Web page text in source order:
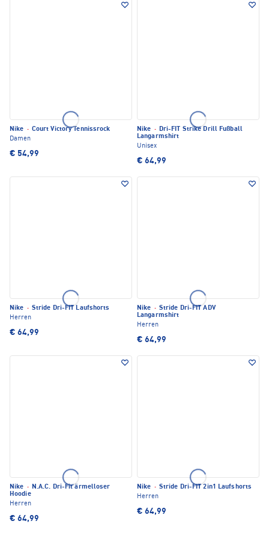
Nike · Court Victory Tennissrock
Damen
€ 54,99
Nike · Dri-FIT Strike Drill Fußball
Langarmshirt
Unisex
€ 64,99
Nike · Stride Dri-FIT Laufshorts
Herren
€ 64,99
Nike · Stride Dri-FIT ADV
Langarmshirt
Herren
€ 64,99
Nike · N.A.C. Dri-Fit ärmelloser
Hoodie
Herren
€ 64,99
Nike · Stride Dri-FIT 2in1 Laufshorts
Herren
€ 64,99